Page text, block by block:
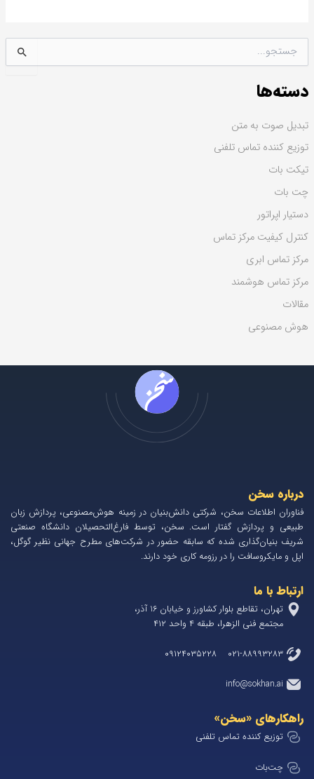
س
ج
ب
ا
ی
:
دسته‌ها
تبدیل صوت به متن
توزیع کننده تماس تلفنی
تیکت بات
چت بات
دستیار اپراتور
کنترل کیفیت مرکز تماس
مرکز تماس ابری
مرکز تماس هوشمند
مقالات
هوش مصنوعی
ارتباط با ما
تهران، تقاطع بلوار کشاورز و خیابان 1۶ آذر،
مجتمع فنی الزهرا، طبقه ۴ واحد ۴۱۲
۰۲۱-۸۸۹۹۳۲۸۳ ۰۹۱۲۴۰۳۵۲۲۸
info@sokhan.ai
درباره سخن
فناوران اطلاعات سخن، شرکتی دانش‌بنیان در زمینه هوش‌مصنوعی، پردازش زبان
طبیعی و پردازش گفتار است. سخن، توسط فارغ‌التحصیلان دانشگاه صنعتی
شریف بنیان‌گذاری شده که سابقه حضور در شرکت‌های مطرح جهانی نظیر گوگل،
اپل و مایکروسافت را در رزومه کاری خود دارند.
راهکارهای «سخن»
توزیع کننده تماس تلفنی
چت‌بات